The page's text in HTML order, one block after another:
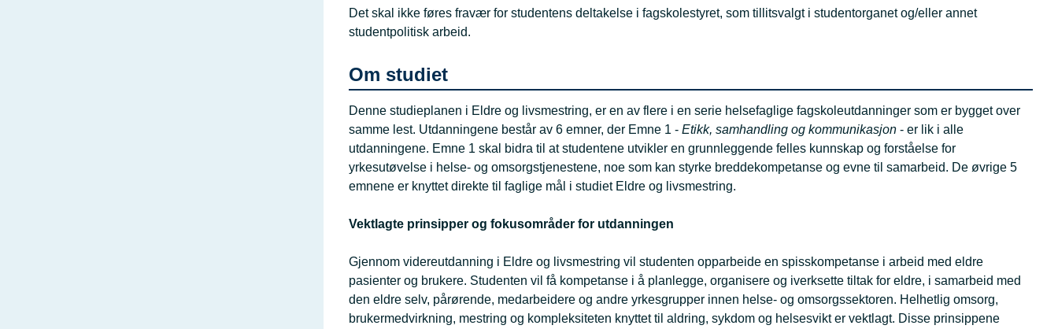
Det skal ikke føres fravær for studentens deltakelse i fagskolestyret, som tillitsvalgt i studentorganet og/eller annet
studentpolitisk arbeid.
Om studiet
Denne studieplanen i Eldre og livsmestring, er en av flere i en serie helsefaglige fagskoleutdanninger som er bygget over
samme lest. Utdanningene består av 6 emner, der Emne 1 -Etikk, samhandling og kommunikasjon- er lik i alle
utdanningene. Emne 1 skal bidra til at studentene utvikler en grunnleggende felles kunnskap og forståelse for
yrkesutøvelse i helse- og omsorgstjenestene, noe som kan styrke breddekompetanse og evne til samarbeid. De øvrige 5
emnene er knyttet direkte til faglige mål i studiet Eldre og livsmestring.
Vektlagte prinsipper og fokusområder for utdanningen
Gjennom videreutdanning i Eldre og livsmestring vil studenten opparbeide en spisskompetanse i arbeid med eldre
pasienter og brukere. Studenten vil få kompetanse i å planlegge, organisere og iverksette tiltak for eldre, i samarbeid med
den eldre selv, pårørende, medarbeidere og andre yrkesgrupper innen helse- og omsorgssektoren. Helhetlig omsorg,
brukermedvirkning, mestring og kompleksiteten knyttet til aldring, sykdom og helsesvikt er vektlagt. Disse prinsippene